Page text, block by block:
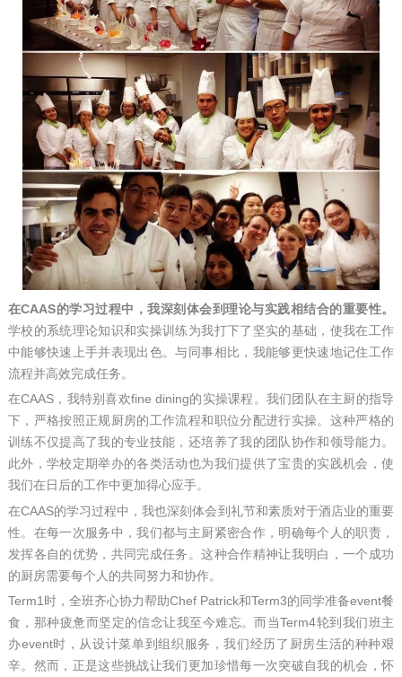
在CAAS的学习过程中，我深刻体会到理论与实践相结合的重要性。
学校的系统理论知识和实操训练为我打下了坚实的基础，使我在工作
中能够快速上手并表现出色。与同事相比，我能够更快速地记住工作
流程并高效完成任务。
在CAAS，我特别喜欢fine dining的实操课程。我们团队在主厨的指导
下，严格按照正规厨房的工作流程和职位分配进行实操。这种严格的
训练不仅提高了我的专业技能，还培养了我的团队协作和领导能力。
此外，学校定期举办的各类活动也为我们提供了宝贵的实践机会，使
我们在日后的工作中更加得心应手。
在CAAS的学习过程中，我也深刻体会到礼节和素质对于酒店业的重要
性。在每一次服务中，我们都与主厨紧密合作，明确每个人的职责，
发挥各自的优势，共同完成任务。这种合作精神让我明白，一个成功
的厨房需要每个人的共同努力和协作。
Term1时，全班齐心协力帮助Chef Patrick和Term3的同学准备event餐
食，那种疲惫而坚定的信念让我至今难忘。而当Term4轮到我们班主
办event时，从设计菜单到组织服务，我们经历了厨房生活的种种艰
辛。然而，正是这些挑战让我们更加珍惜每一次突破自我的机会，怀